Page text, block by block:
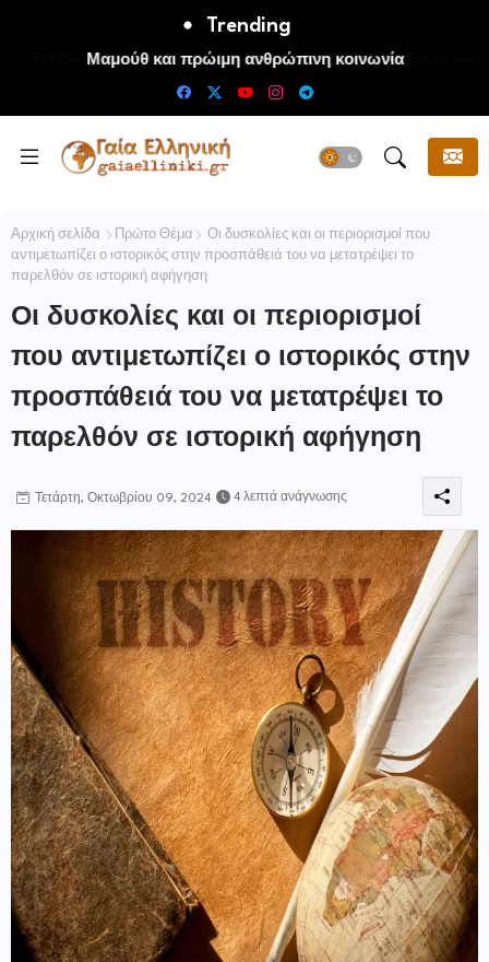
Trending
Μαμούθ και πρώιμη ανθρώπινη κοινωνία
Αρχική σελίδα Πρώτο Θέμα
Οι δυσκολίες και οι περιορισμοί που
αντιμετωπίζει ο ιστορικός στην προσπάθειά του να μετατρέψει το
παρελθόν σε ιστορική αφήγηση
Οι δυσκολίες και οι περιορισμοί
που αντιμετωπίζει ο ιστορικός στην
προσπάθειά του να μετατρέψει το
παρελθόν σε ιστορική αφήγηση
Τετάρτη, Οκτωβρίου 09, 2024 4 λεπτά ανάγνωσης